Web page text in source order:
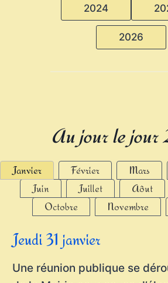
2024
2026
Au jour le jour
Janvier Février Mars
Juin
Juillet Aôut
Octobre
Novembre
Jeudi 31 janvier
Une réunion publique se